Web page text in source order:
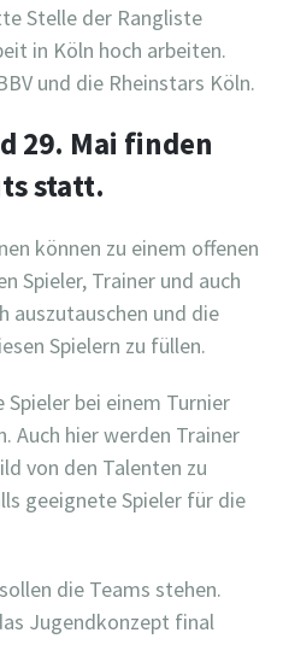
Stelle der Rangliste
in Köln hoch arbeiten.
und die Rheinstars Köln.
29. Mai finden
statt.
können zu einem offenen
Spieler, Trainer und auch
auszutauschen und die
Spielern zu füllen.
bei einem Turnier
Auch hier werden Trainer
von den Talenten zu
geeignete Spieler für die
die Teams stehen.
Jugendkonzept final